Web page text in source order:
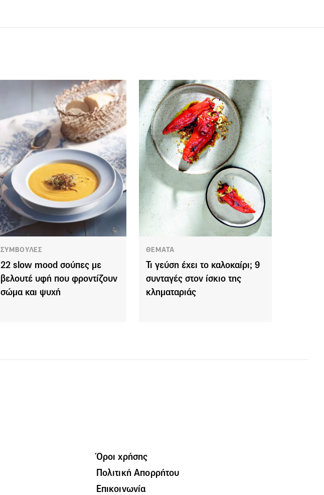
ΣΥΜΒΟΥΛΕΣ
22 slow mood σούπες με
βελουτέ υφή που φροντίζουν
σώμα και ψυχή
ΘΕΜΑΤΑ
Τι γεύση έχει το καλοκαίρι; 9
συνταγές στον ίσκιο της
κληματαριάς
Όροι χρήσης
Πολιτική Απορρήτου
Επικοινωνία